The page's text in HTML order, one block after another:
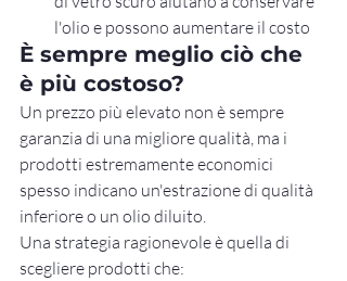
l'olio e possono aumentare il costo
È sempre meglio ciò che
è più costoso?
Un prezzo più elevato non è sempre
garanzia di una migliore qualità, ma i
prodotti estremamente economici
spesso indicano un'estrazione di qualità
inferiore o un olio diluito.
Una strategia ragionevole è quella di
scegliere prodotti che: